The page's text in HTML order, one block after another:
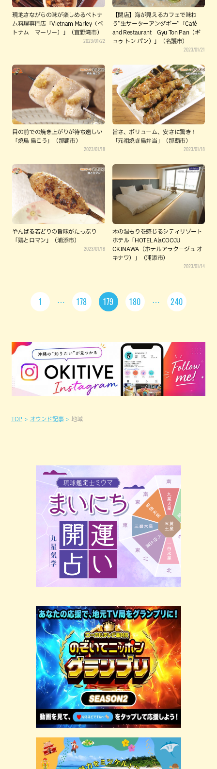
現地さながらの味が楽しめるベトナ
ム料理専門店「Vietnam Marley（ベ
トナム マーリー）」（宜野湾市）
2023/01/22
【閉店】海が見えるカフェで味わ
う“生サーターアンダギー”「Café
and Restaurant Gyu Ton Pan（ギ
ュゥ トン パン）」（名護市）
2023/01/21
目の前での焼き上がりが待ち遠しい
「焼鳥 鳥こう」（那覇市）
2023/01/18
旨さ、ボリューム、安さに驚き！
「元祖焼き鳥弁当」（那覇市）
2023/01/18
やんばる若どりの旨味がたっぷり
「鶏とロマン」（浦添市）
2023/01/18
木の温もりを感じるシティリゾート
ホテル「HOTEL AlaCOOJU
OKINAWA（ホテルアラクージュ オ
キナワ）」（浦添市）
2023/01/14
1 178 179 180 240
TOP オウンド記事 地域